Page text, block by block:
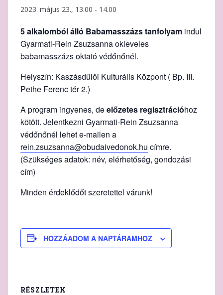
2023. május 23., 13.00 - 14.00
5 alkalomból álló Babamasszázs tanfolyam indul
Gyarmati-Rein Zsuzsanna okleveles
babamasszázs oktató védőnőnél.
Helyszín: Kaszásdűlői Kulturális Központ ( Bp. III.
Pethe Ferenc tér 2.)
A program ingyenes, deelőzetes regisztrációhoz
kötött. Jelentkezni Gyarmati-Rein Zsuzsanna
védőnőnél lehet e-mailen a
rein.zsuzsanna@obudaivedonok.hu címre.
(Szükséges adatok: név, elérhetőség, gondozási
cím)
Minden érdeklődőt szeretettel várunk!
HOZZÁADOM A NAPTÁRAMHOZ
RÉSZLETEK